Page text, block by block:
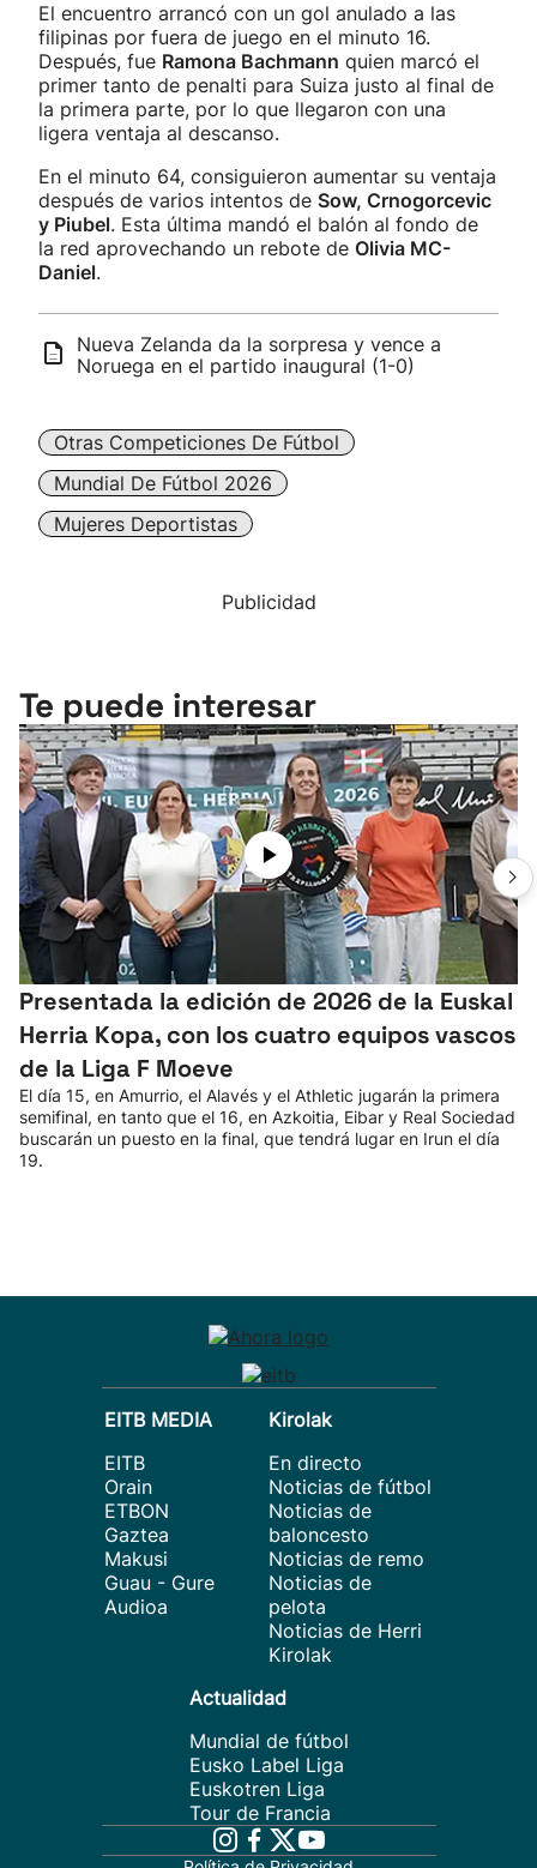
El encuentro arrancó con un gol anulado a las
filipinas por fuera de juego en el minuto 16.
Después, fue Ramona Bachmann quien marcó el
primer tanto de penalti para Suiza justo al final de
la primera parte, por lo que llegaron con una
ligera ventaja al descanso.
En el minuto 64, consiguieron aumentar su ventaja
después de varios intentos de Sow, Crnogorcevic
y Piubel. Esta última mandó el balón al fondo de
la red aprovechando un rebote de Olivia MC-
Daniel.
Nueva Zelanda da la sorpresa y vence a
Noruega en el partido inaugural (1-0)
Otras Competiciones De Fútbol
Mundial De Fútbol 2026
Mujeres Deportistas
Publicidad
Te puede interesar
Presentada la edición de 2026 de la Euskal
Herria Kopa, con los cuatro equipos vascos
de la Liga F Moeve
El día 15, en Amurrio, el Alavés y el Athletic jugarán la primera
semifinal, en tanto que el 16, en Azkoitia, Eibar y Real Sociedad
buscarán un puesto en la final, que tendrá lugar en Irun el día
19.
EITB MEDIA
EITB
Orain
ETBON
Gaztea
Makusi
Guau - Gure
Audioa
Kirolak
En directo
Noticias de fútbol
Noticias de
baloncesto
Noticias de remo
Noticias de
pelota
Noticias de Herri
Kirolak
Actualidad
Mundial de fútbol
Eusko Label Liga
Euskotren Liga
Tour de Francia